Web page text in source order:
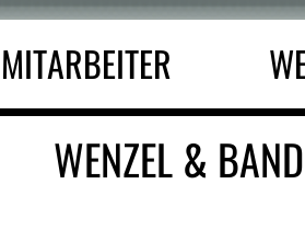
MITARBEITER
WENZEL & BAND